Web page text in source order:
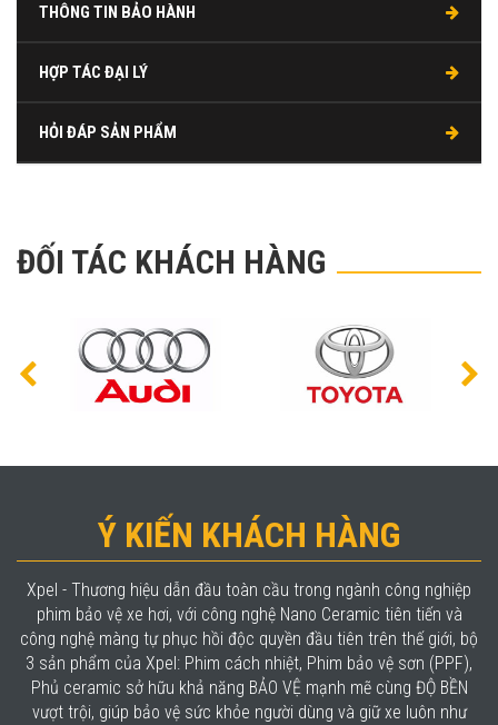
THÔNG TIN BẢO HÀNH
HỢP TÁC ĐẠI LÝ
HỎI ĐÁP SẢN PHẨM
ĐỐI TÁC KHÁCH HÀNG
Ý KIẾN KHÁCH HÀNG
Xpel - Thương hiệu dẫn đầu toàn cầu trong ngành công nghiệp
phim bảo vệ xe hơi, với công nghệ Nano Ceramic tiên tiến và
công nghệ màng tự phục hồi độc quyền đầu tiên trên thế giới, bộ
3 sản phẩm của Xpel: Phim cách nhiệt, Phim bảo vệ sơn (PPF),
Phủ ceramic sở hữu khả năng BẢO VỆ mạnh mẽ cùng ĐỘ BỀN
vượt trội, giúp bảo vệ sức khỏe người dùng và giữ xe luôn như